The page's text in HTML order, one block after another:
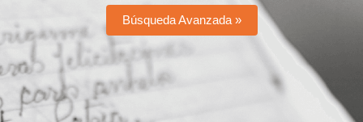
Búsqueda Avanzada »